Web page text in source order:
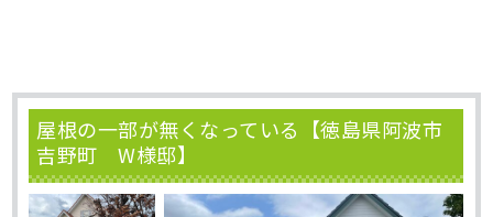
屋根の一部が無くなっている【徳島県阿波市
吉野町 W様邸】